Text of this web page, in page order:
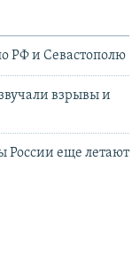
РФ и Севастополю
взрывы и
России еще летают